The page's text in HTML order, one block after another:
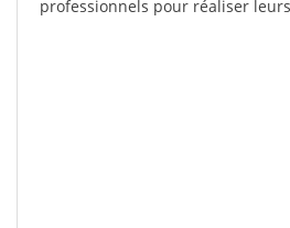
professionnels pour réaliser